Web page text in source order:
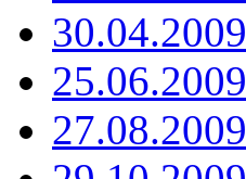
30.04.2009
25.06.2009
27.08.2009